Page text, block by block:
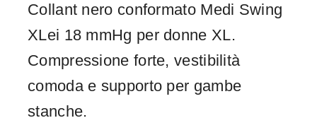
Collant nero conformato Medi Swing
XLei 18 mmHg per donne XL.
Compressione forte, vestibilità
comoda e supporto per gambe
stanche.